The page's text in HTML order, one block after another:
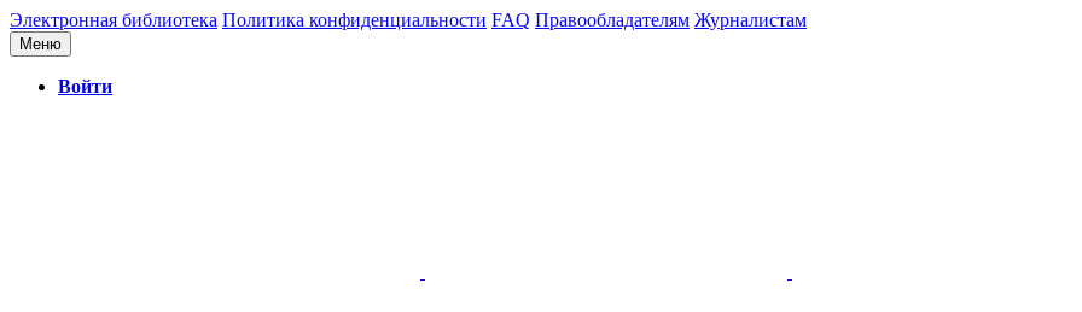
Электронная библиотека Политика конфиденциальности FAQ Правообладателям Журналистам
Меню
Войти